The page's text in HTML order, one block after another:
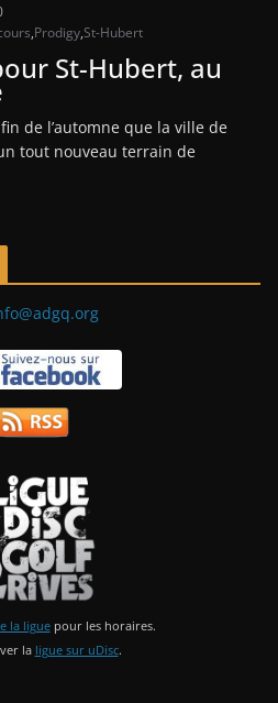
,Prodigy,St-Hubert
St-Hubert, au
de l’automne que la ville de
tout nouveau terrain de
la liguepour les horaires.
la ligue sur uDisc.